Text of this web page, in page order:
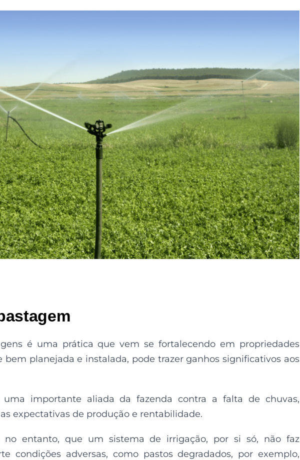
é uma prática que vem se fortalecendo em propriedades
bem planejada e instalada, pode trazer ganhos significativos aos
importante aliada da fazenda contra a falta de chuvas,
expectativas de produção e rentabilidade.
no entanto, que um sistema de irrigação, por si só, não faz
condições adversas, como pastos degradados, por exemplo,